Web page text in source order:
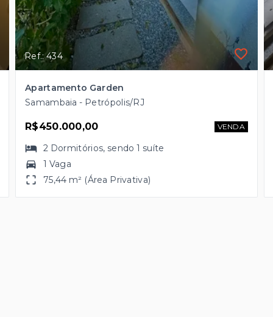
Ref.: 434
Apartamento Garden
Samambaia - Petrópolis/RJ
R$450.000,00 VENDA
2 Dormitórios, sendo1 suíte
1 Vaga
75,44 m² (Área Privativa)